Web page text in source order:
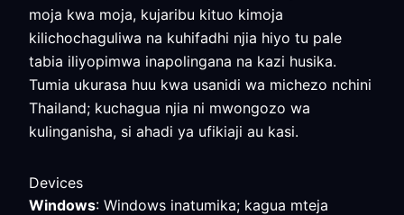
moja kwa moja, kujaribu kituo kimoja
kilichochaguliwa na kuhifadhi njia hiyo tu pale
tabia iliyopimwa inapolingana na kazi husika.
Tumia ukurasa huu kwa usanidi wa michezo nchini
Thailand; kuchagua njia ni mwongozo wa
kulinganisha, si ahadi ya ufikiaji au kasi.
Devices
Windows: Windows inatumika; kagua mteja